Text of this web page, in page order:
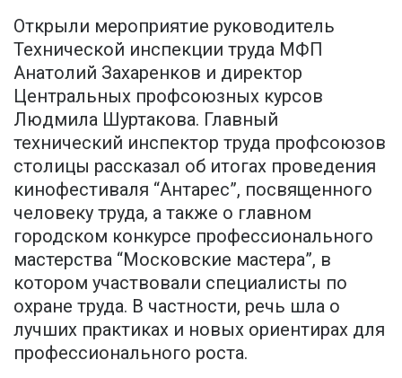
Открыли мероприятие руководитель
Технической инспекции труда МФП
Анатолий Захаренков и директор
Центральных профсоюзных курсов
Людмила Шуртакова. Главный
технический инспектор труда профсоюзов
столицы рассказал об итогах проведения
кинофестиваля “Антарес”, посвященного
человеку труда, а также о главном
городском конкурсе профессионального
мастерства “Московские мастера”, в
котором участвовали специалисты по
охране труда. В частности, речь шла о
лучших практиках и новых ориентирах для
профессионального роста.